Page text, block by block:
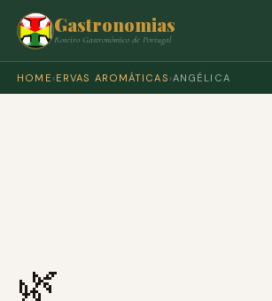
Gastronomias
Roteiro Gastronómico de Portugal
HOME › ERVAS AROMÁTICAS ›ANGÉLICA
🌿